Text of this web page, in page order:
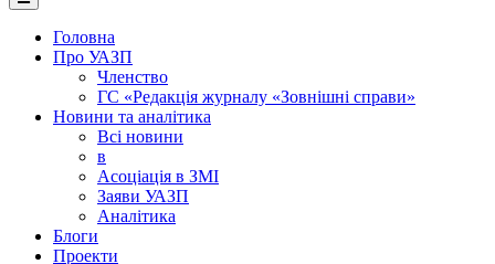
Головна
Про УАЗП
Членство
ГС «Редакція журналу «Зовнішні справи»
Новини та аналітика
Всі новини
в
Асоціація в ЗМІ
Заяви УАЗП
Аналітика
Блоги
Проекти